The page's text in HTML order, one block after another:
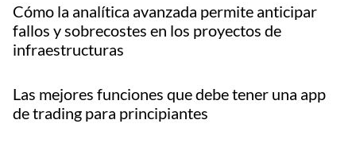
Cómo la analítica avanzada permite anticipar
fallos y sobrecostes en los proyectos de
infraestructuras
Las mejores funciones que debe tener una app
de trading para principiantes